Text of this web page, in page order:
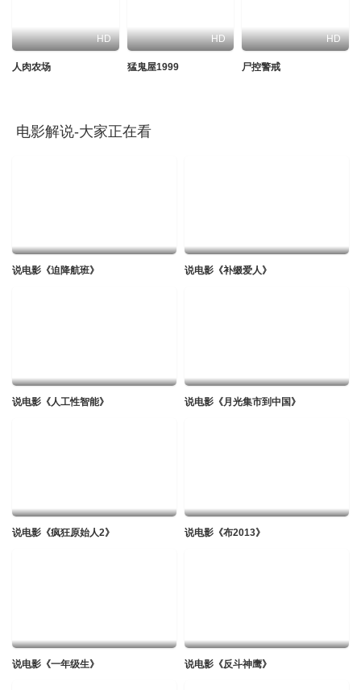
HD
人肉农场
HD
猛鬼屋1999
HD
尸控警戒
电影解说-大家正在看
说电影《迫降航班》 说电影《补缀爱人》
说电影《人工性智能》 说电影《月光集市到中国》
说电影《疯狂原始人2》 说电影《布2013》
说电影《一年级生》 说电影《反斗神鹰》